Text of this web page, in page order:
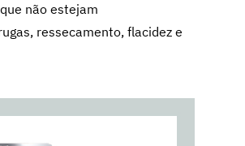
não estejam
ressecamento, flacidez e